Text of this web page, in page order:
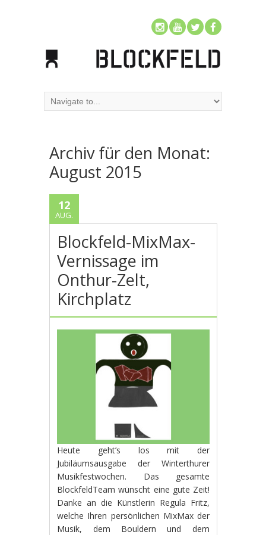
Archiv für den Monat:
August 2015
12
AUG.
Blockfeld-MixMax-
Vernissage im
Onthur-Zelt,
Kirchplatz
Heute geht’s los mit der
Jubiläumsausgabe der Winterthurer
Musikfestwochen. Das gesamte
BlockfeldTeam wünscht eine gute Zeit!
Danke an die Künstlerin Regula Fritz,
welche Ihren persönlichen MixMax der
Musik, dem Bouldern und dem